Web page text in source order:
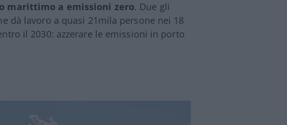
marittimo a emissioni zero. Due gli
dà lavoro a quasi 21mila persone nei 18
il 2030: azzerare le emissioni in porto